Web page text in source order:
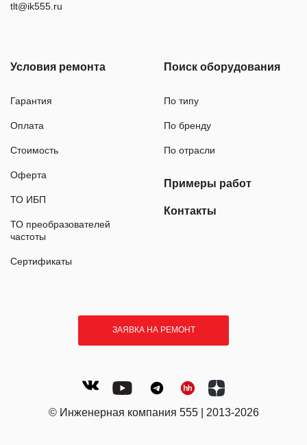
tlt@ik555.ru
Условия ремонта
Гарантия
Оплата
Стоимость
Оферта
ТО ИБП
ТО преобразователей
частоты
Сертификаты
Поиск оборудования
По типу
По бренду
По отрасли
Примеры работ
Контакты
ЗАЯВКА НА РЕМОНТ
© Инженерная компания 555 | 2013-2026